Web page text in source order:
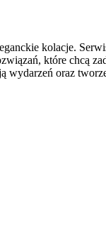
kolacje.
które chcą
wydarzeń oraz